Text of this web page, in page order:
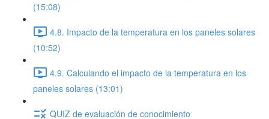
(15:08)
4.8. Impacto de la temperatura en los paneles solares
(10:52)
4.9. Calculando el impacto de la temperatura en los
paneles solares (13:01)
QUIZ de evaluación de conocimiento